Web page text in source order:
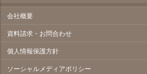
会社概要
資料請求・お問合わせ
個人情報保護方針
ソーシャルメディアポリシー